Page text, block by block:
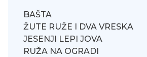
BAŠTA
ŽUTE RUŽE I DVA VRESKA
JESENJI LEPI JOVA
RUŽA NA OGRADI